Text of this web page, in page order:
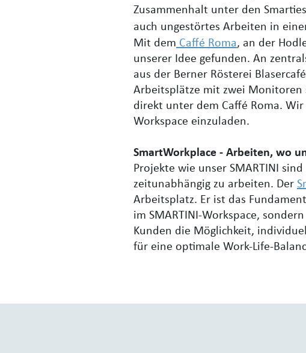
Zusammenhalt unter den
auch ungestörtes Arbeiten in
Mit dem Caffé Roma, an der
unserer Idee gefunden. An
aus der Berner Rösterei
Arbeitsplätze mit zwei Monitoren
direkt unter dem Caffé Roma.
Workspace einzuladen.
SmartWorkplace - Arbeiten, wo
Projekte wie unser SMARTINI
zeitunabhängig zu arbeiten. Der
Arbeitsplatz. Er ist das
im SMARTINI-Workspace,
Kunden die Möglichkeit,
für eine optimale Work-Life-